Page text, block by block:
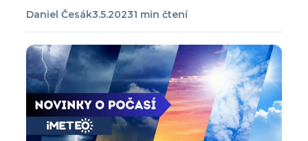
Daniel Česák3.5.20231 min čtení